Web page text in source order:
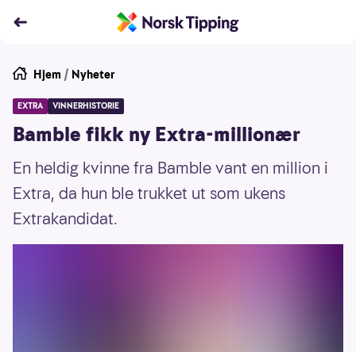
Hjem / Nyheter
EXTRA VINNERHISTORIE
Bamble fikk ny Extra-millionær
En heldig kvinne fra Bamble vant en million i
Extra, da hun ble trukket ut som ukens
Extrakandidat.